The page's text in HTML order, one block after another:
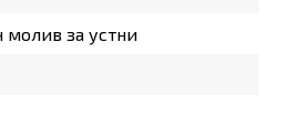
молив за устни